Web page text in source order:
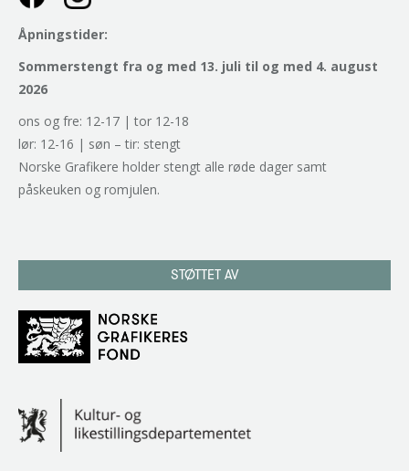
Åpningstider:
Sommerstengt fra og med 13. juli til og med 4. august
2026
ons og fre: 12-17 | tor 12-18
lør: 12-16 | søn – tir: stengt
Norske Grafikere holder stengt alle røde dager samt
påskeuken og romjulen.
STØTTET AV